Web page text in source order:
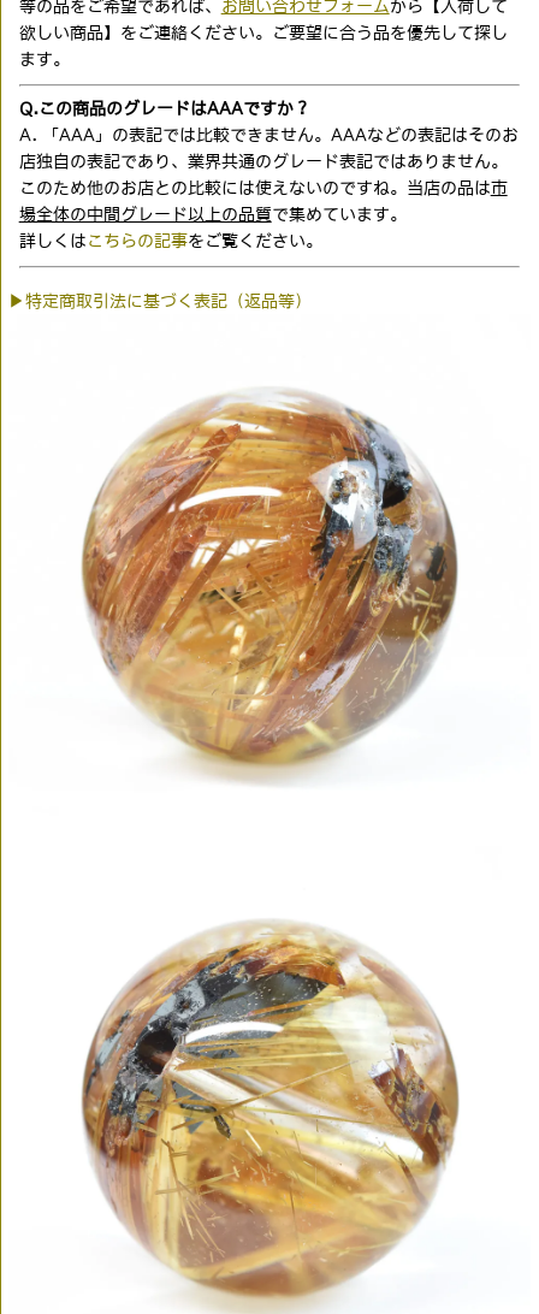
等の品をご希望であれば、 お問い合わせフォーム から【入荷して
欲しい商品】をご連絡ください。ご要望に合う品を優先して探し
ます。
Q.この商品のグレードはAAAですか？
A. 「AAA」の表記では比較できません。AAAなどの表記はそのお
店独自の表記であり、業界共通のグレード表記ではありません。
このため他のお店との比較には使えないのですね。当店の品は市
場全体の中間グレード以上の品質で集めています。
詳しくは こちらの記事をご覧ください。
▶特定商取引法に基づく表記（返品等）